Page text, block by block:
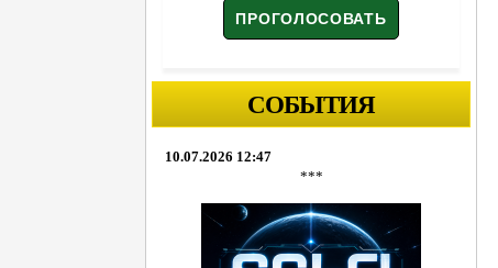
СОБЫТИЯ
10.07.2026 12:47
***